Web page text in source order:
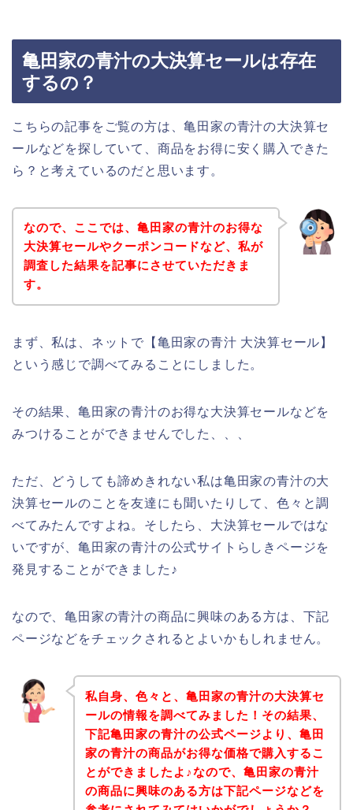
亀田家の青汁の大決算セールは存在
するの？
こちらの記事をご覧の方は、亀田家の青汁の大決算セ
ールなどを探していて、商品をお得に安く購入できた
ら？と考えているのだと思います。
なので、ここでは、亀田家の青汁のお得な
大決算セールやクーポンコードなど、私が
調査した結果を記事にさせていただきま
す。
まず、私は、ネットで【亀田家の青汁 大決算セール】
という感じで調べてみることにしました。
その結果、亀田家の青汁のお得な大決算セールなどを
みつけることができませんでした、、、
ただ、どうしても諦めきれない私は亀田家の青汁の大
決算セールのことを友達にも聞いたりして、色々と調
べてみたんですよね。そしたら、大決算セールではな
いですが、亀田家の青汁の公式サイトらしきページを
発見することができました♪
なので、亀田家の青汁の商品に興味のある方は、下記
ページなどをチェックされるとよいかもしれません。
私自身、色々と、亀田家の青汁の大決算セ
ールの情報を調べてみました！その結果、
下記亀田家の青汁の公式ページより、亀田
家の青汁の商品がお得な価格で購入するこ
とができましたよ♪なので、亀田家の青汁
の商品に興味のある方は下記ページなどを